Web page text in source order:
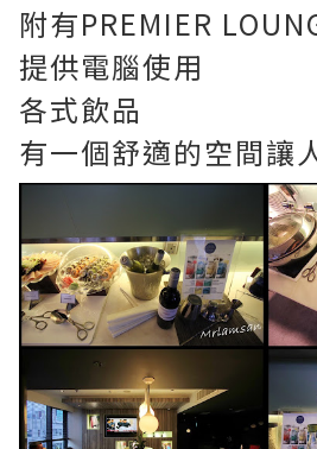
附有PREMIER
提供電腦使用
各式飲品
有一個舒適的空間讓